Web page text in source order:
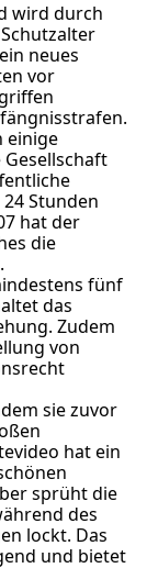
wird durch
neues
vor
einige
Stunden
hat der
die
fünf
das
Zudem
von
sie zuvor
hat ein
sprüht die
des
lockt. Das
und bietet